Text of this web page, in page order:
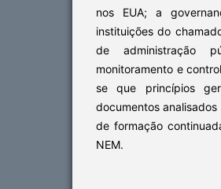
nos EUA; a
instituições do
de administração
monitoramento e
se que princípios
documentos
de formação
NEM.